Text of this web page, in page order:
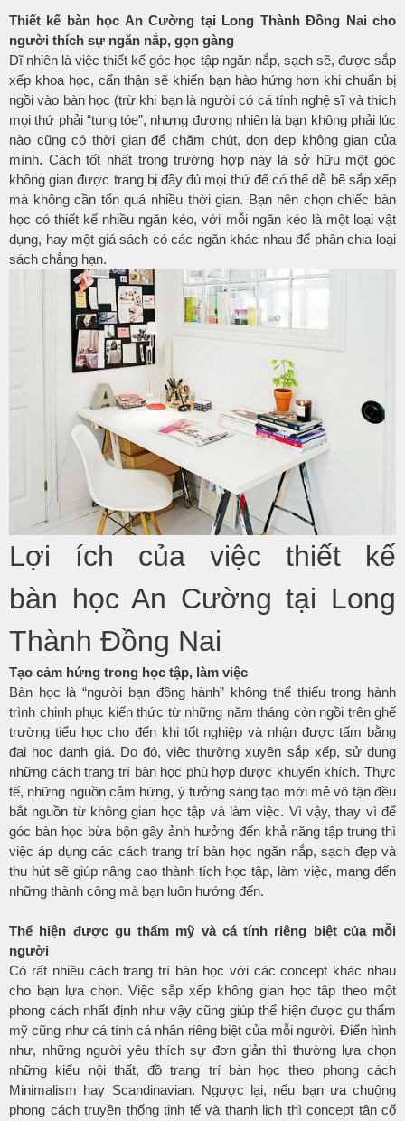
Thiết kế bàn học An Cường tại Long Thành Đồng Nai cho
người thích sự ngăn nắp, gọn gàng
Dĩ nhiên là việc thiết kế góc học tập ngăn nắp, sạch sẽ, được sắp
xếp khoa học, cẩn thận sẽ khiến bạn hào hứng hơn khi chuẩn bị
ngồi vào bàn học (trừ khi bạn là người có cá tính nghệ sĩ và thích
mọi thứ phải “tung tóe”, nhưng đương nhiên là bạn không phải lúc
nào cũng có thời gian để chăm chút, dọn dẹp không gian của
mình. Cách tốt nhất trong trường hợp này là sở hữu một góc
không gian được trang bị đầy đủ mọi thứ để có thể dễ bề sắp xếp
mà không cần tốn quá nhiều thời gian. Bạn nên chọn chiếc bàn
học có thiết kế nhiều ngăn kéo, với mỗi ngăn kéo là một loại vật
dụng, hay một giá sách có các ngăn khác nhau để phân chia loại
sách chẳng hạn.
Lợi ích của việc thiết kế
bàn học An Cường tại Long
Thành Đồng Nai
Tạo cảm hứng trong học tập, làm việc
Bàn học là “người bạn đồng hành” không thể thiếu trong hành
trình chinh phục kiến thức từ những năm tháng còn ngồi trên ghế
trường tiểu học cho đến khi tốt nghiệp và nhận được tấm bằng
đại học danh giá. Do đó, việc thường xuyên sắp xếp, sử dụng
những cách trang trí bàn học phù hợp được khuyến khích. Thực
tế, những nguồn cảm hứng, ý tưởng sáng tạo mới mẻ vô tận đều
bắt nguồn từ không gian học tập và làm việc. Vì vậy, thay vì để
góc bàn học bừa bộn gây ảnh hưởng đến khả năng tập trung thì
việc áp dụng các cách trang trí bàn học ngăn nắp, sạch đẹp và
thu hút sẽ giúp nâng cao thành tích học tập, làm việc, mang đến
những thành công mà bạn luôn hướng đến.
Thể hiện được gu thẩm mỹ và cá tính riêng biệt của mỗi
người
Có rất nhiều cách trang trí bàn học với các concept khác nhau
cho bạn lựa chọn. Việc sắp xếp không gian học tập theo một
phong cách nhất định như vậy cũng giúp thể hiện được gu thẩm
mỹ cũng như cá tính cá nhân riêng biệt của mỗi người. Điển hình
như, những người yêu thích sự đơn giản thì thường lựa chọn
những kiểu nội thất, đồ trang trí bàn học theo phong cách
Minimalism hay Scandinavian. Ngược lại, nếu bạn ưa chuộng
phong cách truyền thống tinh tế và thanh lịch thì concept tân cổ